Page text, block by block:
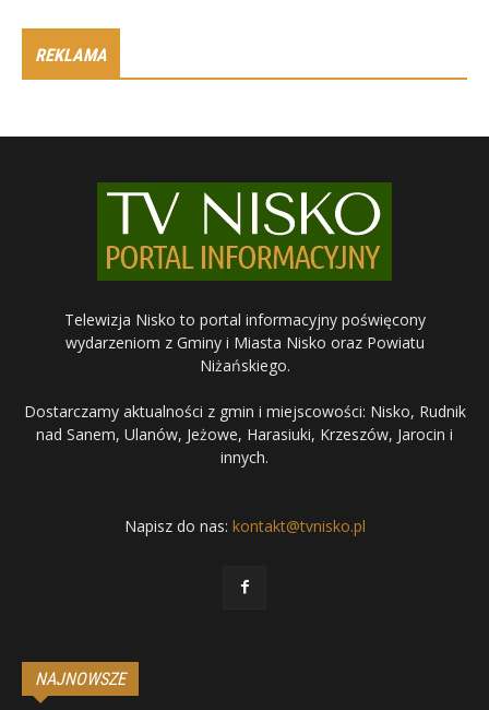
REKLAMA
Telewizja Nisko to portal informacyjny poświęcony
wydarzeniom z Gminy i Miasta Nisko oraz Powiatu
Niżańskiego.
Dostarczamy aktualności z gmin i miejscowości: Nisko, Rudnik
nad Sanem, Ulanów, Jeżowe, Harasiuki, Krzeszów, Jarocin i
innych.
Napisz do nas: kontakt@tvnisko.pl
NAJNOWSZE